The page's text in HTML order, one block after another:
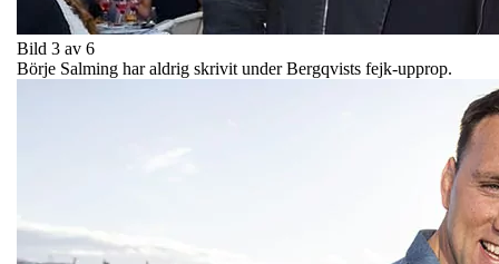
Bild 3 av 6
Börje Salming har aldrig skrivit under Bergqvists fejk-upprop.